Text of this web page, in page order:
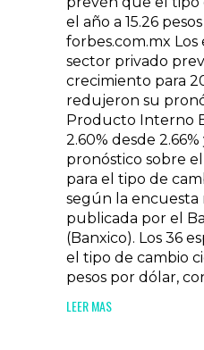
el año a 15.26
forbes.com.mx Los
sector privado
crecimiento para
redujeron su
Producto Interno
2.60% desde
pronóstico sobre
para el tipo de
según la encuesta
publicada por el
(Banxico). Los 36
el tipo de cambio
pesos por dólar,
LEER MAS